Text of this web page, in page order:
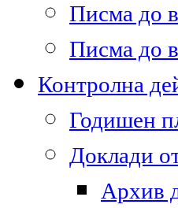
Писма до
Писма до
Контролна
Годишен
Доклади
Архив